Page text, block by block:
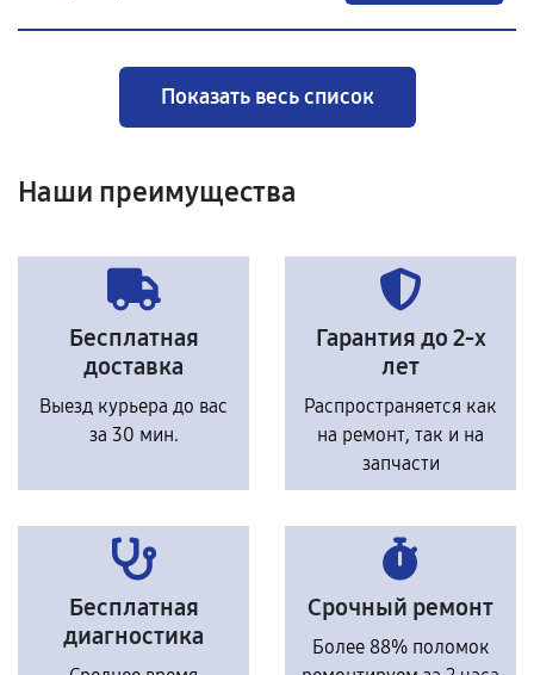
Показать весь список
Наши преимущества
Бесплатная
доставка
Выезд курьера до вас
за 30 мин.
Гарантия до 2-х
лет
Распространяется как
на ремонт, так и на
запчасти
Бесплатная
диагностика
Срочный ремонт
Более 88% поломок